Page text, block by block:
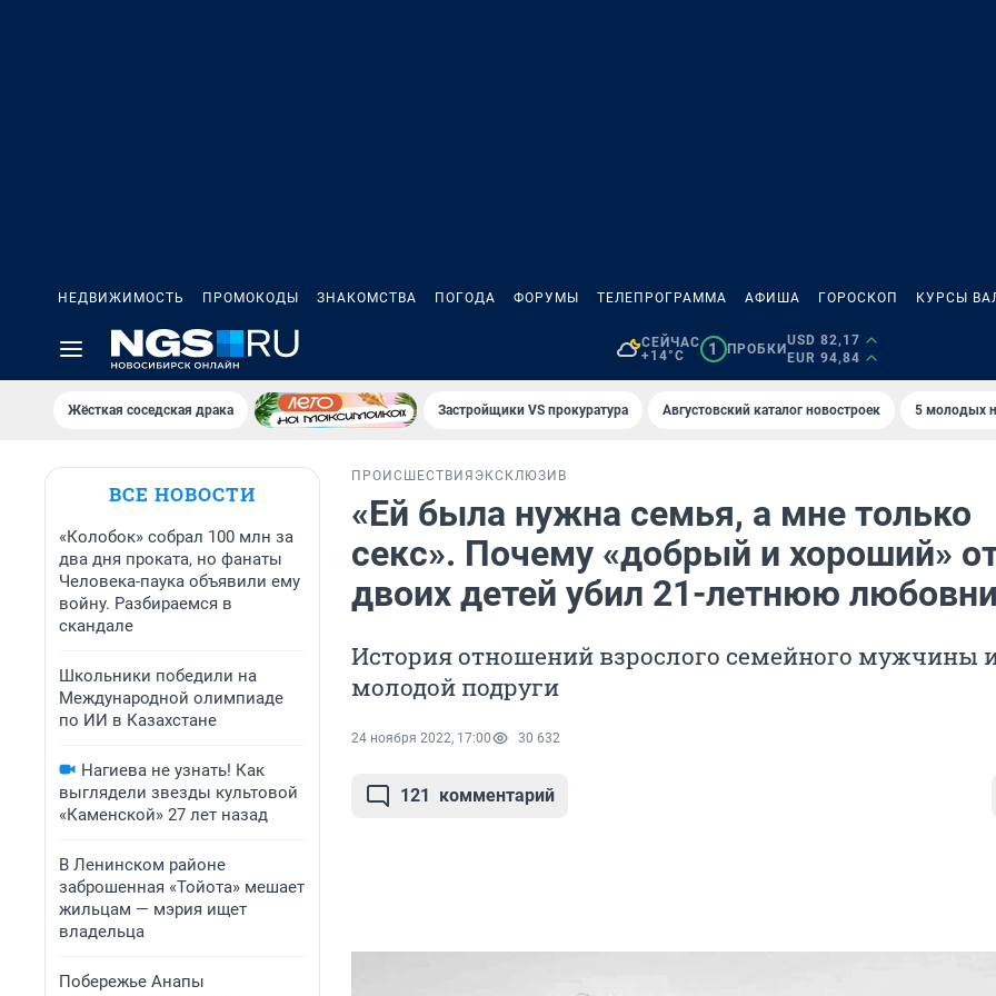
НЕДВИЖИМОСТЬ ПРОМОКОДЫ ЗНАКОМСТВА ПОГОДА ФОРУМЫ ТЕЛЕПРОГРАММА АФИША ГОРОСКОП КУРСЫ
СЕЙЧАС
+14°C
1 ПРОБКИ
USD 82,17
EUR 94,84
Жёсткая соседская драка Застройщики VS прокуратура Августовский каталог новостроек 5 молодых
ВСЕ НОВОСТИ
«Колобок» собрал 100 млн за
два дня проката, но фанаты
Человека-паука объявили ему
войну. Разбираемся в
скандале
Школьники победили на
Международной олимпиаде
по ИИ в Казахстане
Нагиева не узнать! Как
выглядели звезды культовой
«Каменской» 27 лет назад
В Ленинском районе
заброшенная «Тойота» мешает
жильцам — мэрия ищет
владельца
Побережье Анапы
ПРОИСШЕСТВИЯ ЭКСКЛЮЗИВ
«Ей была нужна семья, а мне только
секс». Почему «добрый и хороший»
двоих детей убил 21-летнюю
История отношений взрослого семейного мужчины
молодой подруги
24 ноября 2022, 17:00 30 632
121 комментарий